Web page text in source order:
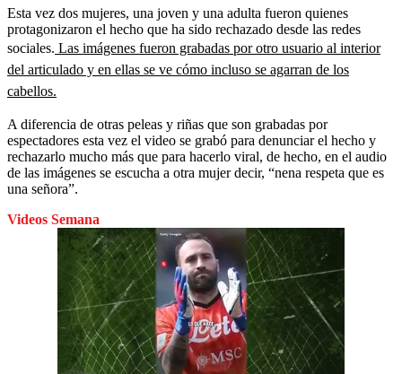
Esta vez dos mujeres, una joven y una adulta fueron quienes
protagonizaron el hecho que ha sido rechazado desde las redes
sociales. Las imágenes fueron grabadas por otro usuario al interior
del articulado y en ellas se ve cómo incluso se agarran de los
cabellos.
A diferencia de otras peleas y riñas que son grabadas por
espectadores esta vez el video se grabó para denunciar el hecho y
rechazarlo mucho más que para hacerlo viral, de hecho, en el audio
de las imágenes se escucha a otra mujer decir, “nena respeta que es
una señora”.
Videos Semana